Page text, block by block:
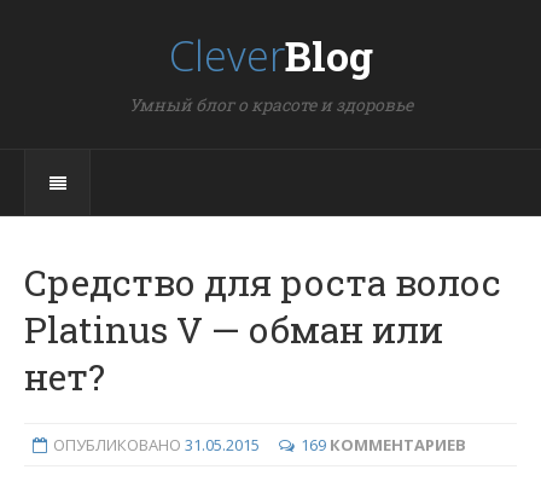
CleverBlog
Умный блог о красоте и здоровье
Средство для роста волос
Platinus V — обман или
нет?
ОПУБЛИКОВАНО 31.05.2015 169 КОММЕНТАРИЕВ